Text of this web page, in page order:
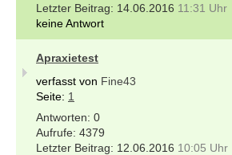
14.06.2016 11:31 Uhr
keine Antwort
Apraxietest
verfasst von Fine43
Seite: 1
0
4379
12.06.2016 10:05 Uhr